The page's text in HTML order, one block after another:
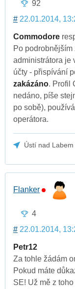
92
# 22.01.2014,
Commodore
Po podrobnějším
administrátora je
účty - přispívání
zakázáno. Profil
nedáno, píše
po sobě),
operátora.
Ústí nad Labem
Flanker
4
# 22.01.2014,
Petr12
Za tohle žádám
Pokud máte
SE! Už mě z